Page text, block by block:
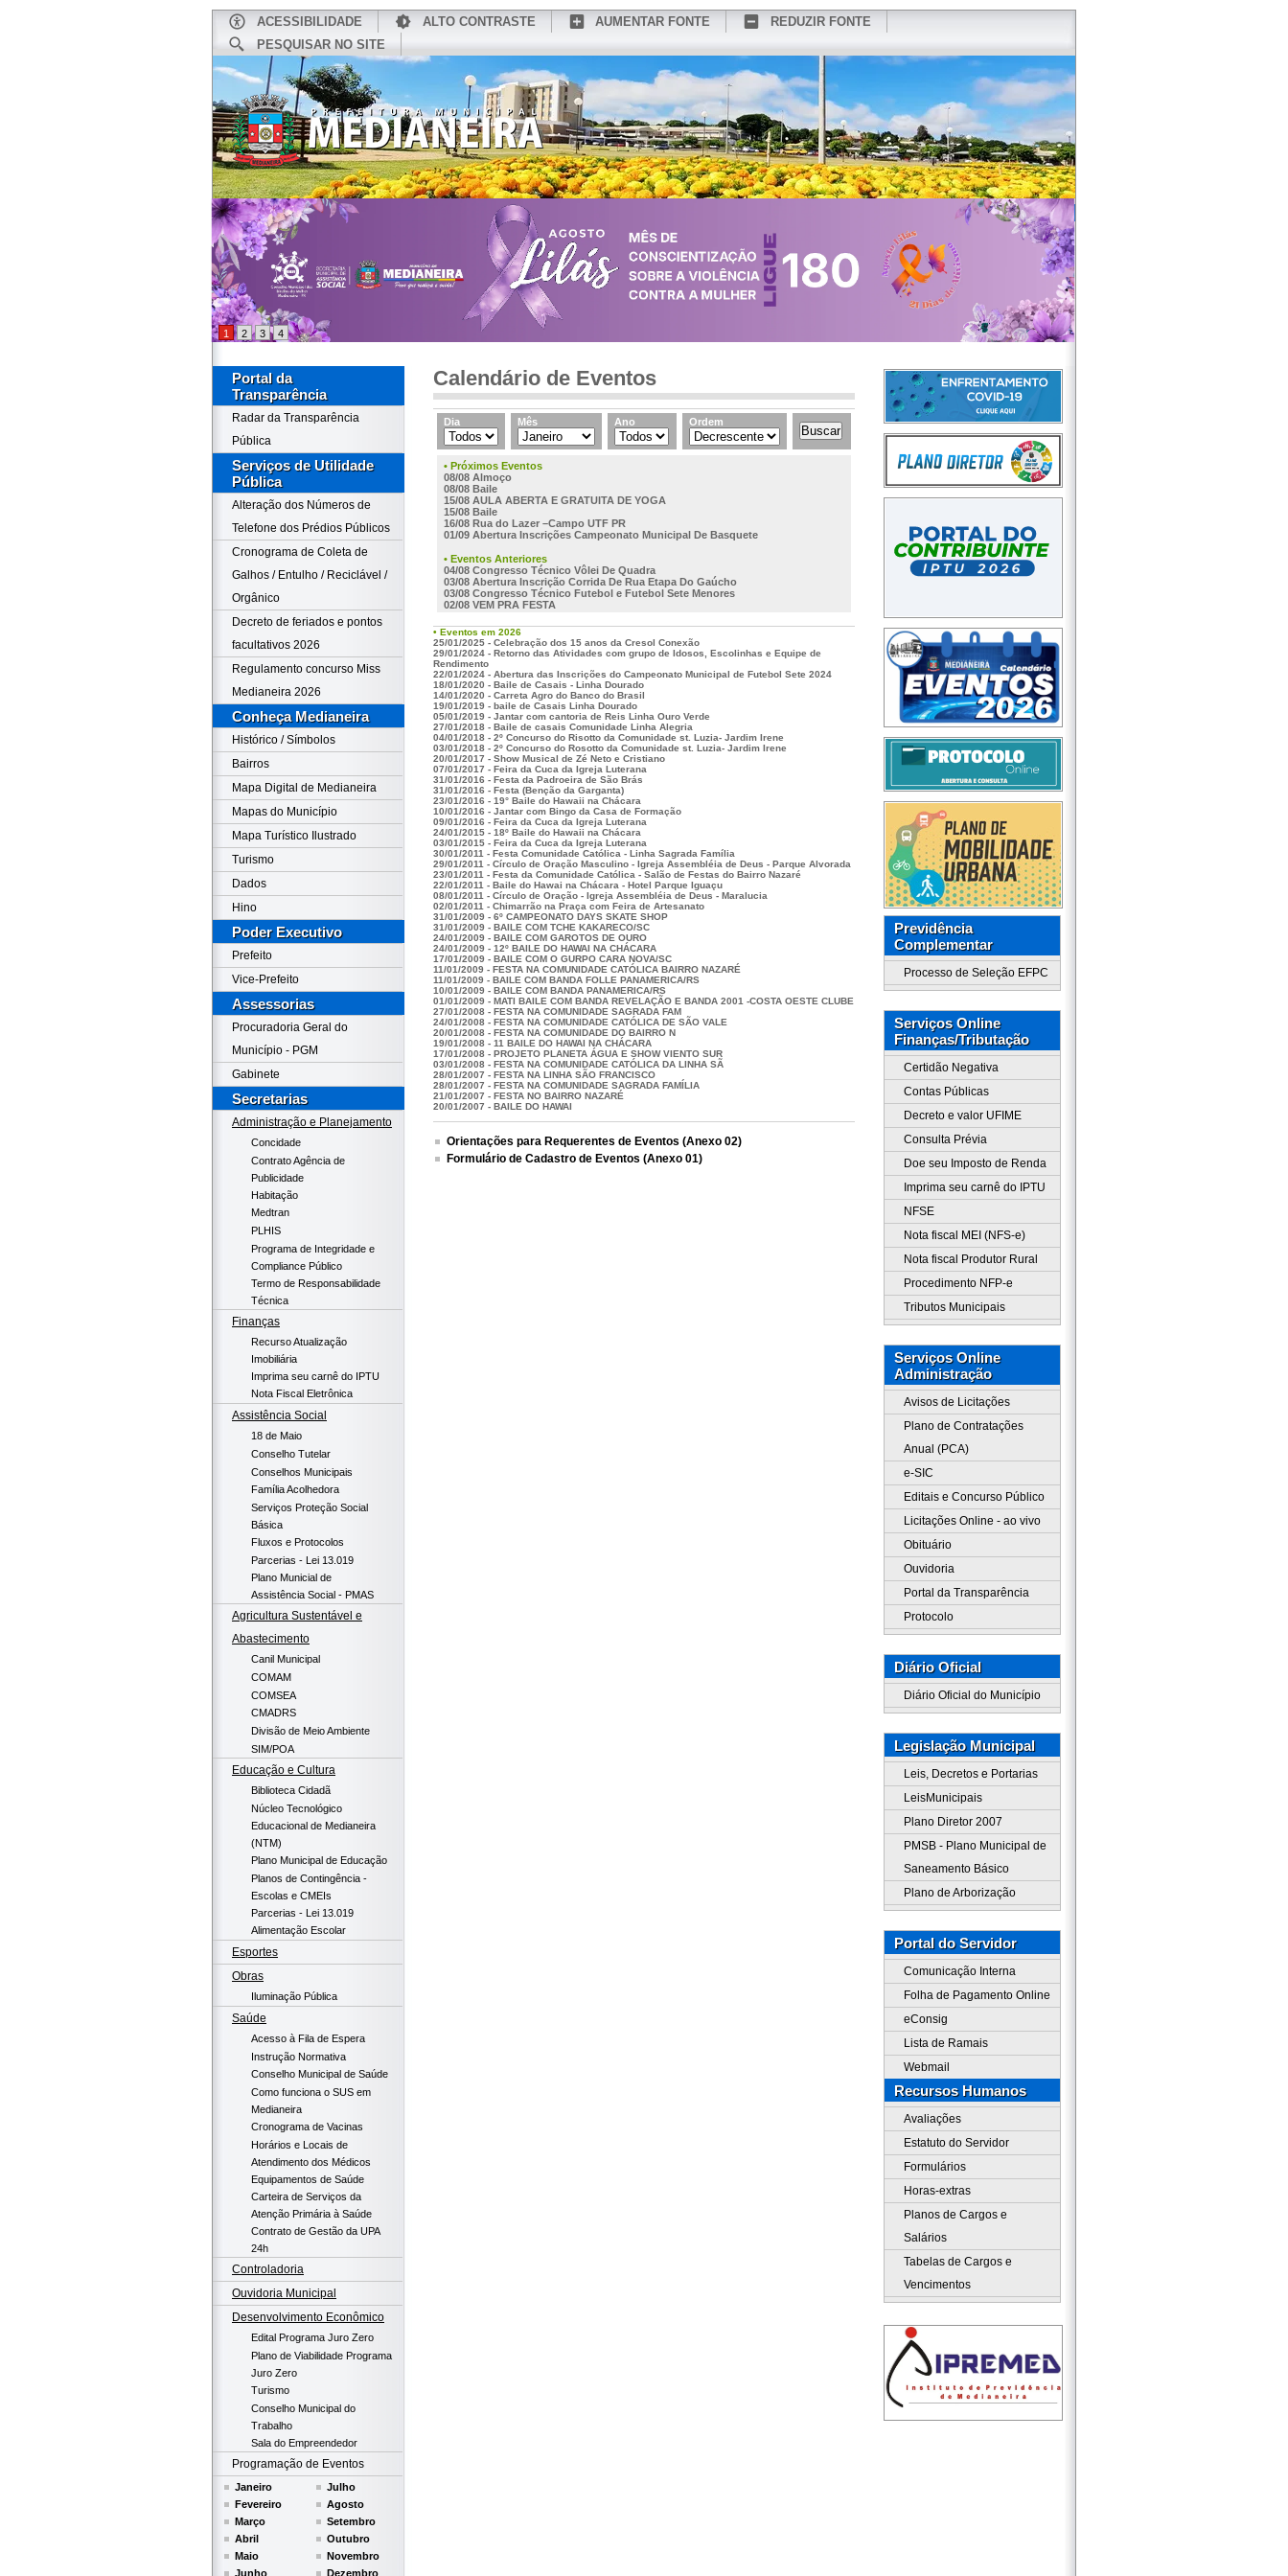
ACESSIBILIDADE ALTO CONTRASTE AUMENTAR FONTE
REDUZIR FONTE
PESQUISAR NO SITE
CONHEÇA MEDIANEIRA REDES SOCIAIS WEBMAIL
1 2 3 4
Portal da
Transparência
Radar da Transparência
Pública
Serviços de Utilidade
Pública
Alteração dos Números de
Telefone dos Prédios Públicos
Cronograma de Coleta de
Galhos / Entulho / Reciclável /
Orgânico
Decreto de feriados e pontos
facultativos 2026
Regulamento concurso Miss
Medianeira 2026
Conheça Medianeira
Histórico / Símbolos
Bairros
Mapa Digital de Medianeira
Mapas do Município
Mapa Turístico Ilustrado
Turismo
Dados
Hino
Poder Executivo
Prefeito
Vice-Prefeito
Assessorias
Procuradoria Geral do
Município - PGM
Gabinete
Secretarias
Administração e Planejamento
Concidade
Contrato Agência de
Publicidade
Habitação
Medtran
PLHIS
Programa de Integridade e
Compliance Público
Termo de Responsabilidade
Técnica
Finanças
Recurso Atualização
Imobiliária
Imprima seu carnê do IPTU
Nota Fiscal Eletrônica
Assistência Social
18 de Maio
Conselho Tutelar
Conselhos Municipais
Família Acolhedora
Serviços Proteção Social
Básica
Fluxos e Protocolos
Parcerias - Lei 13.019
Plano Municial de
Assistência Social - PMAS
Agricultura Sustentável e
Abastecimento
Canil Municipal
COMAM
COMSEA
CMADRS
Divisão de Meio Ambiente
SIM/POA
Educação e Cultura
Biblioteca Cidadã
Núcleo Tecnológico
Educacional de Medianeira
(NTM)
Plano Municipal de Educação
Planos de Contingência -
Escolas e CMEIs
Parcerias - Lei 13.019
Alimentação Escolar
Esportes
Obras
Iluminação Pública
Saúde
Acesso à Fila de Espera
Instrução Normativa
Conselho Municipal de Saúde
Como funciona o SUS em
Medianeira
Cronograma de Vacinas
Horários e Locais de
Atendimento dos Médicos
Equipamentos de Saúde
Carteira de Serviços da
Atenção Primária à Saúde
Contrato de Gestão da UPA
24h
Controladoria
Ouvidoria Municipal
Desenvolvimento Econômico
Edital Programa Juro Zero
Plano de Viabilidade Programa
Juro Zero
Turismo
Conselho Municipal do
Trabalho
Sala do Empreendedor
Programação de Eventos
Janeiro
Fevereiro
Março
Abril
Maio
Junho
Julho
Agosto
Setembro
Outubro
Novembro
Dezembro
Calendário de Eventos
Dia Mês Ano Ordem
• Próximos Eventos
08/08 Almoço
08/08 Baile
15/08 AULA ABERTA E GRATUITA DE YOGA
15/08 Baile
16/08 Rua do Lazer –Campo UTF PR
01/09 Abertura Inscrições Campeonato Municipal De Basquete
• Eventos Anteriores
04/08 Congresso Técnico Vôlei De Quadra
03/08 Abertura Inscrição Corrida De Rua Etapa Do Gaúcho
03/08 Congresso Técnico Futebol e Futebol Sete Menores
02/08 VEM PRA FESTA
• Eventos em 2026
25/01/2025 - Celebração dos 15 anos da Cresol Conexão
29/01/2024 - Retorno das Atividades com grupo de Idosos, Escolinhas e Equipe de
Rendimento
22/01/2024 - Abertura das Inscrições do Campeonato Municipal de Futebol Sete 2024
18/01/2020 - Baile de Casais - Linha Dourado
14/01/2020 - Carreta Agro do Banco do Brasil
19/01/2019 - baile de Casais Linha Dourado
05/01/2019 - Jantar com cantoria de Reis Linha Ouro Verde
27/01/2018 - Baile de casais Comunidade Linha Alegria
04/01/2018 - 2º Concurso do Risotto da Comunidade st. Luzia- Jardim Irene
03/01/2018 - 2º Concurso do Rosotto da Comunidade st. Luzia- Jardim Irene
20/01/2017 - Show Musical de Zé Neto e Cristiano
07/01/2017 - Feira da Cuca da Igreja Luterana
31/01/2016 - Festa da Padroeira de São Brás
31/01/2016 - Festa (Benção da Garganta)
23/01/2016 - 19° Baile do Hawaii na Chácara
10/01/2016 - Jantar com Bingo da Casa de Formação
09/01/2016 - Feira da Cuca da Igreja Luterana
24/01/2015 - 18º Baile do Hawaii na Chácara
03/01/2015 - Feira da Cuca da Igreja Luterana
30/01/2011 - Festa Comunidade Católica - Linha Sagrada Família
29/01/2011 - Círculo de Oração Masculino - Igreja Assembléia de Deus - Parque Alvorada
23/01/2011 - Festa da Comunidade Católica - Salão de Festas do Bairro Nazaré
22/01/2011 - Baile do Hawai na Chácara - Hotel Parque Iguaçu
08/01/2011 - Círculo de Oração - Igreja Assembléia de Deus - Maralucia
02/01/2011 - Chimarrão na Praça com Feira de Artesanato
31/01/2009 - 6º CAMPEONATO DAYS SKATE SHOP
31/01/2009 - BAILE COM TCHE KAKARECO/SC
24/01/2009 - BAILE COM GAROTOS DE OURO
24/01/2009 - 12º BAILE DO HAWAI NA CHÁCARA
17/01/2009 - BAILE COM O GURPO CARA NOVA/SC
11/01/2009 - FESTA NA COMUNIDADE CATÓLICA BAIRRO NAZARÉ
11/01/2009 - BAILE COM BANDA FOLLE PANAMERICA/RS
10/01/2009 - BAILE COM BANDA PANAMERICA/RS
01/01/2009 - MATI BAILE COM BANDA REVELAÇÃO E BANDA 2001 -COSTA OESTE CLUBE
27/01/2008 - FESTA NA COMUNIDADE SAGRADA FAM
24/01/2008 - FESTA NA COMUNIDADE CATÓLICA DE SÃO VALE
20/01/2008 - FESTA NA COMUNIDADE DO BAIRRO N
19/01/2008 - 11 BAILE DO HAWAI NA CHÁCARA
17/01/2008 - PROJETO PLANETA ÁGUA E SHOW VIENTO SUR
03/01/2008 - FESTA NA COMUNIDADE CATÓLICA DA LINHA SÃ
28/01/2007 - FESTA NA LINHA SÃO FRANCISCO
28/01/2007 - FESTA NA COMUNIDADE SAGRADA FAMÍLIA
21/01/2007 - FESTA NO BAIRRO NAZARÉ
20/01/2007 - BAILE DO HAWAI
Orientações para Requerentes de Eventos (Anexo 02)
Formulário de Cadastro de Eventos (Anexo 01)
Previdência
Complementar
Processo de Seleção EFPC
Serviços Online
Finanças/Tributação
Certidão Negativa
Contas Públicas
Decreto e valor UFIME
Consulta Prévia
Doe seu Imposto de Renda
Imprima seu carnê do IPTU
NFSE
Nota fiscal MEI (NFS-e)
Nota fiscal Produtor Rural
Procedimento NFP-e
Tributos Municipais
Serviços Online
Administração
Avisos de Licitações
Plano de Contratações
Anual (PCA)
e-SIC
Editais e Concurso Público
Licitações Online - ao vivo
Obituário
Ouvidoria
Portal da Transparência
Protocolo
Diário Oficial
Diário Oficial do Município
Legislação Municipal
Leis, Decretos e Portarias
LeisMunicipais
Plano Diretor 2007
PMSB - Plano Municipal de
Saneamento Básico
Plano de Arborização
Portal do Servidor
Comunicação Interna
Folha de Pagamento Online
eConsig
Lista de Ramais
Webmail
Recursos Humanos
Avaliações
Estatuto do Servidor
Formulários
Horas-extras
Planos de Cargos e
Salários
Tabelas de Cargos e
Vencimentos